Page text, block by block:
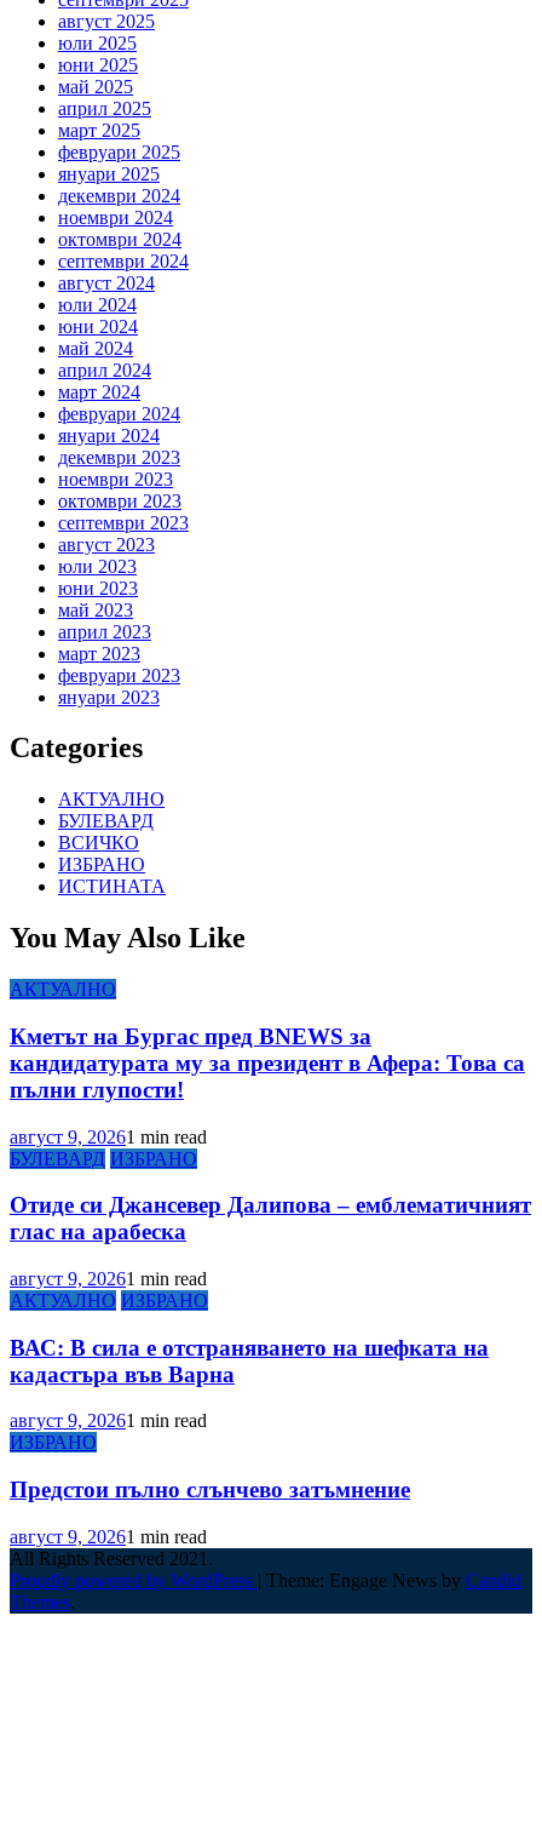
август 2025
юли 2025
юни 2025
май 2025
април 2025
март 2025
февруари 2025
януари 2025
декември 2024
ноември 2024
октомври 2024
септември 2024
август 2024
юли 2024
юни 2024
май 2024
април 2024
март 2024
февруари 2024
януари 2024
декември 2023
ноември 2023
октомври 2023
септември 2023
август 2023
юли 2023
юни 2023
май 2023
април 2023
март 2023
февруари 2023
януари 2023
Categories
АКТУАЛНО
БУЛЕВАРД
ВСИЧКО
ИЗБРАНО
ИСТИНАТА
You May Also Like
АКТУАЛНО
Кметът на Бургас пред BNEWS за
кандидатурата му за президент в Афера: Това са
пълни глупости!
август 9, 20261 min read
БУЛЕВАРД ИЗБРАНО
Отиде си Джансевер Далипова – емблематичният
глас на арабеска
август 9, 20261 min read
АКТУАЛНО ИЗБРАНО
ВАС: В сила е отстраняването на шефката на
кадастъра във Варна
август 9, 20261 min read
ИЗБРАНО
Предстои пълно слънчево затъмнение
август 9, 20261 min read
All Rights Reserved 2021.
Proudly powered by WordPress | Theme: Engage News by Candid
Themes.